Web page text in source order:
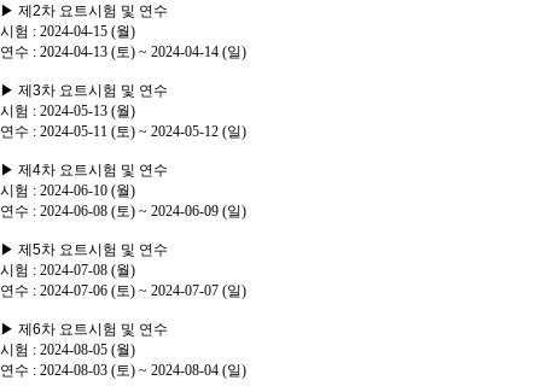
▶ 제2차 요트시험 및 연수
시험 : 2024-04-15 (월)
연수 : 2024-04-13 (토) ~ 2024-04-14 (일)
▶ 제3차 요트시험 및 연수
시험 : 2024-05-13 (월)
연수 : 2024-05-11 (토) ~ 2024-05-12 (일)
▶ 제4차 요트시험 및 연수
시험 : 2024-06-10 (월)
연수 : 2024-06-08 (토) ~ 2024-06-09 (일)
▶ 제5차 요트시험 및 연수
시험 : 2024-07-08 (월)
연수 : 2024-07-06 (토) ~ 2024-07-07 (일)
▶ 제6차 요트시험 및 연수
시험 : 2024-08-05 (월)
연수 : 2024-08-03 (토) ~ 2024-08-04 (일)